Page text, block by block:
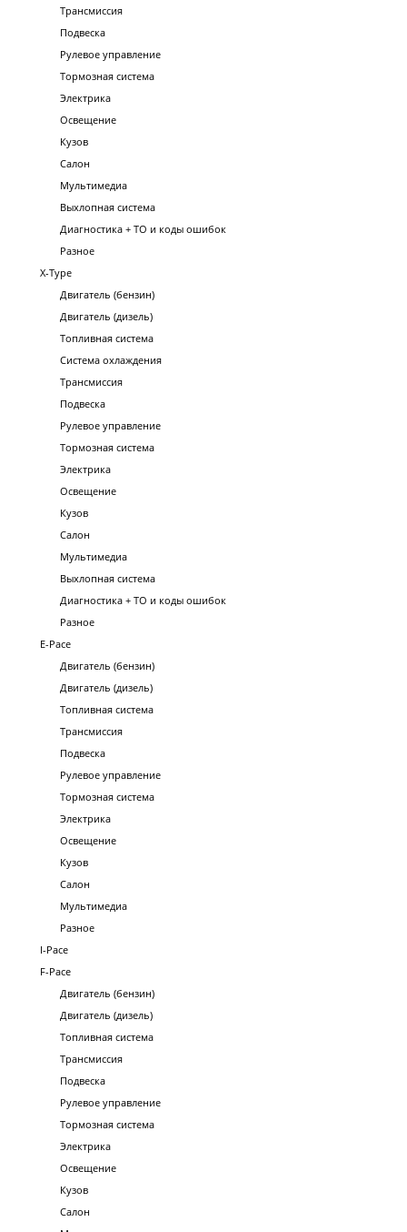
Трансмиссия
Подвеска
Рулевое управление
Тормозная система
Электрика
Освещение
Кузов
Салон
Мультимедиа
Выхлопная система
Диагностика + ТО и коды ошибок
Разное
X-Type
Двигатель (бензин)
Двигатель (дизель)
Топливная система
Система охлаждения
Трансмиссия
Подвеска
Рулевое управление
Тормозная система
Электрика
Освещение
Кузов
Салон
Мультимедиа
Выхлопная система
Диагностика + ТО и коды ошибок
Разное
E-Pace
Двигатель (бензин)
Двигатель (дизель)
Топливная система
Трансмиссия
Подвеска
Рулевое управление
Тормозная система
Электрика
Освещение
Кузов
Салон
Мультимедиа
Разное
I-Pace
F-Pace
Двигатель (бензин)
Двигатель (дизель)
Топливная система
Трансмиссия
Подвеска
Рулевое управление
Тормозная система
Электрика
Освещение
Кузов
Салон